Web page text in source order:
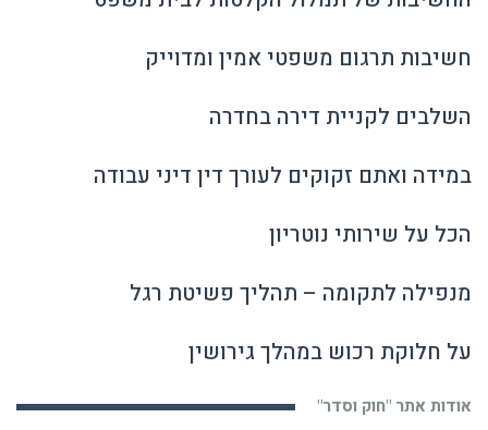
חשיבות תרגום משפטי אמין ומדוייק
השלבים לקניית דירה בחדרה
במידה ואתם זקוקים לעורך דין דיני עבודה
הכל על שירותי נוטריון
מנפילה לתקומה – תהליך פשיטת רגל
על חלוקת רכוש במהלך גירושין
אודות אתר "חוק וסדר"